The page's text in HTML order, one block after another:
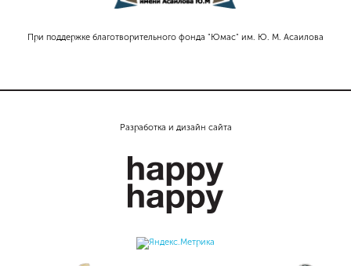
При поддержке благотворительного фонда "Юмас" им. Ю. М. Асаилова
Разработка и дизайн сайта